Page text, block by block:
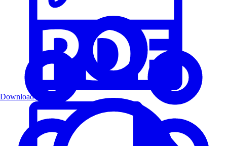
Download PDF